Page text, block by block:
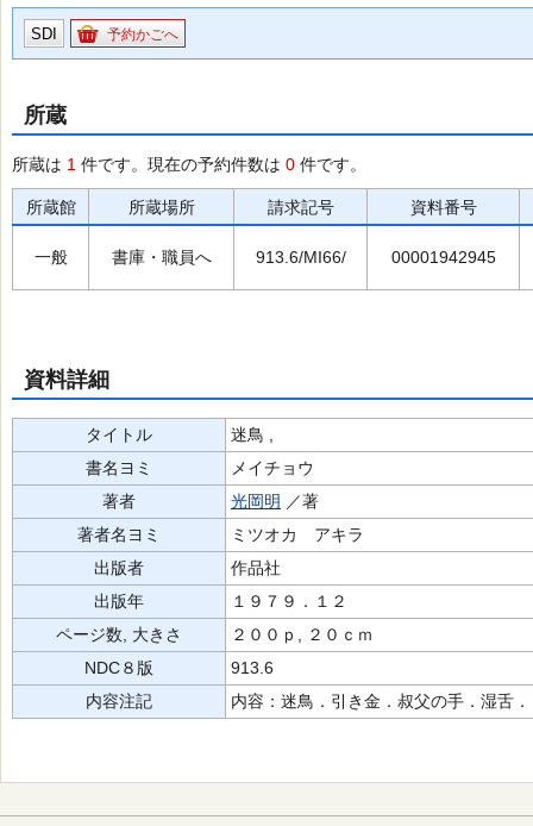
SDI 予約かごへ
所蔵
所蔵は 1 件です。現在の予約件数は 0 件です。
所蔵館 所蔵場所 請求記号 資料番号
一般 書庫・職員へ 913.6/MI66/ 00001942945
資料詳細
タイトル
迷鳥 ,
書名ヨミ
メイチョウ
著者
光岡明 ／著
著者名ヨミ
ミツオカ アキラ
出版者
作品社
出版年
１９７９．１２
ページ数, 大きさ
２００ｐ, ２０ｃｍ
NDC８版
913.6
内容注記
内容：迷鳥．引き金．叔父の手．湿舌